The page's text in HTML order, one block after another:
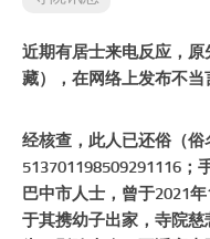
近期有居士来电反应，
藏），在网络上发布不当
经核查，此人已还俗（俗
513701198509291116 ；
巴中市人士，曾于2021年
于其携幼子出家，寺院